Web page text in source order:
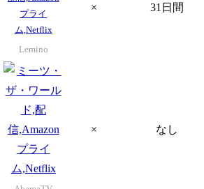
Lemino
× 31日間
× なし